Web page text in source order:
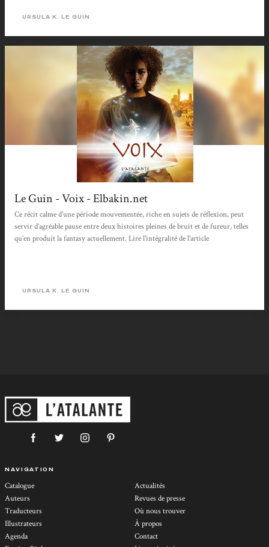
Orrec Caspro flambeau de la liberté, il est difficile de ne pas faire le lien avec
URSULA K. LE GUIN
Le Guin - Voix - Elbakin.net
Ce récit calme d’une période mouvementée, riche en sujets de réflexion, peut
servir d’agréable pause entre deux histoires pleines de bruit et de fureur, telles
qu’en produit la fantasy actuellement. Lire l'intégralité de l'article
URSULA K. LE GUIN
NAVIGATION
Catalogue
Auteurs
Traducteurs
Illustrateurs
Agenda
Actualités
Revues de presse
Où nous trouver
À propos
Contact